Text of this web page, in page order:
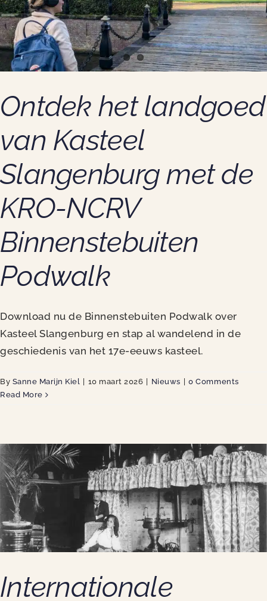
Ontdek het landgoed
van Kasteel
Slangenburg met de
KRO-NCRV
Binnenstebuiten
Podwalk
Download nu de Binnenstebuiten Podwalk over
Kasteel Slangenburg en stap al wandelend in de
geschiedenis van het 17e-eeuws kasteel.
By Sanne Marijn Kiel 10 maart 2026 Nieuws
0 Comments
Read More
Internationale